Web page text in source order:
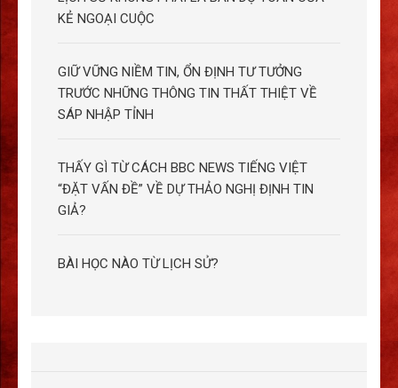
KẺ NGOẠI CUỘC
GIỮ VỮNG NIỀM TIN, ỔN ĐỊNH TƯ TƯỞNG
TRƯỚC NHỮNG THÔNG TIN THẤT THIỆT VỀ
SÁP NHẬP TỈNH
THẤY GÌ TỪ CÁCH BBC NEWS TIẾNG VIỆT
“ĐẶT VẤN ĐỀ” VỀ DỰ THẢO NGHỊ ĐỊNH TIN
GIẢ?
BÀI HỌC NÀO TỪ LỊCH SỬ?